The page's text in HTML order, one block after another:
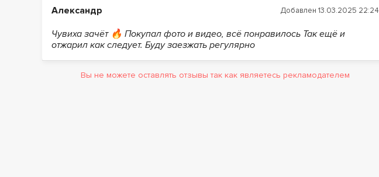
Александр Добавлен 13.03.2025 22:24
Чувиха зачёт 🔥 Покупал фото и видео, всё понравилось Так ещё и
отжарил как следует. Буду заезжать регулярно
Вы не можете оставлять отзывы так как являетесь рекламодателем